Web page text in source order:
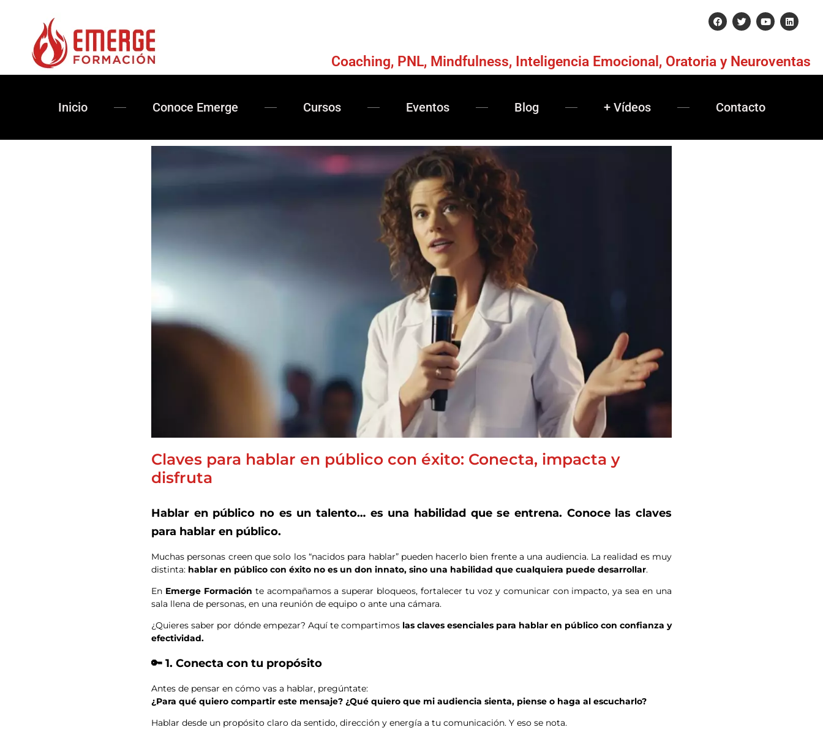
Coaching, PNL, Mindfulness, Inteligencia Emocional, Oratoria y Neuroventas
Inicio Conoce Emerge Cursos Eventos Blog + Vídeos Contacto
Claves para hablar en público con éxito: Conecta, impacta y
disfruta
Hablar en público no es un talento… es una habilidad que se entrena. Conoce las claves
para hablar en público.
Muchas personas creen que solo los “nacidos para hablar” pueden hacerlo bien frente a una audiencia. La realidad es muy
distinta: hablar en público con éxito no es un don innato, sino una habilidad que cualquiera puede desarrollar.
En Emerge Formación te acompañamos a superar bloqueos, fortalecer tu voz y comunicar con impacto, ya sea en una
sala llena de personas, en una reunión de equipo o ante una cámara.
¿Quieres saber por dónde empezar? Aquí te compartimos las claves esenciales para hablar en público con confianza y
efectividad.
🔑 1. Conecta con tu propósito
Antes de pensar en cómo vas a hablar, pregúntate:
¿Para qué quiero compartir este mensaje? ¿Qué quiero que mi audiencia sienta, piense o haga al escucharlo?
Hablar desde un propósito claro da sentido, dirección y energía a tu comunicación. Y eso se nota.